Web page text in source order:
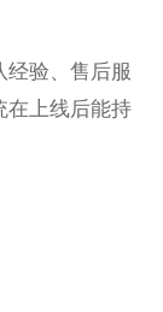
经验、售后服
在上线后能持